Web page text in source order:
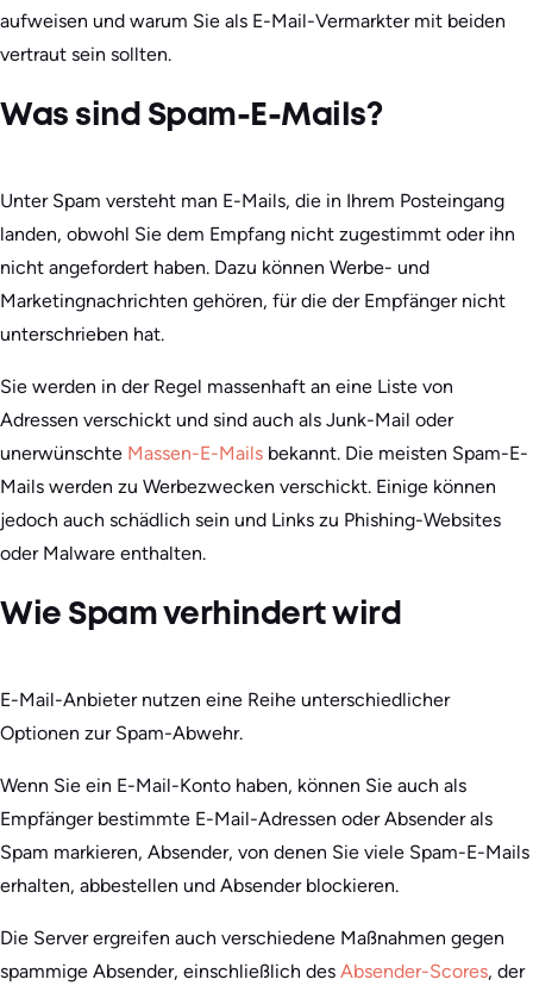
aufweisen und warum Sie als E-Mail-Vermarkter mit beiden
vertraut sein sollten.
Was sind Spam-E-Mails?
Unter Spam versteht man E-Mails, die in Ihrem Posteingang
landen, obwohl Sie dem Empfang nicht zugestimmt oder ihn
nicht angefordert haben. Dazu können Werbe- und
Marketingnachrichten gehören, für die der Empfänger nicht
unterschrieben hat.
Sie werden in der Regel massenhaft an eine Liste von
Adressen verschickt und sind auch als Junk-Mail oder
unerwünschte Massen-E-Mails bekannt. Die meisten Spam-E-
Mails werden zu Werbezwecken verschickt. Einige können
jedoch auch schädlich sein und Links zu Phishing-Websites
oder Malware enthalten.
Wie Spam verhindert wird
E-Mail-Anbieter nutzen eine Reihe unterschiedlicher
Optionen zur Spam-Abwehr.
Wenn Sie ein E-Mail-Konto haben, können Sie auch als
Empfänger bestimmte E-Mail-Adressen oder Absender als
Spam markieren, Absender, von denen Sie viele Spam-E-Mails
erhalten, abbestellen und Absender blockieren.
Die Server ergreifen auch verschiedene Maßnahmen gegen
spammige Absender, einschließlich des Absender-Scores, der